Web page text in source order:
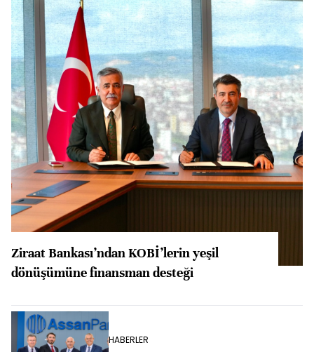
Ziraat Bankası’ndan KOBİ’lerin yeşil
dönüşümüne finansman desteği
HABERLER